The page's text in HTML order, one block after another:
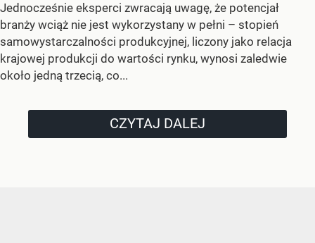
Jednocześnie eksperci zwracają uwagę, że potencjał
branży wciąż nie jest wykorzystany w pełni – stopień
samowystarczalności produkcyjnej, liczony jako relacja
krajowej produkcji do wartości rynku, wynosi zaledwie
około jedną trzecią, co...
CZYTAJ DALEJ